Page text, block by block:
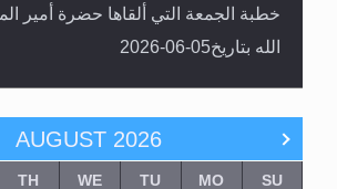
خطبة الجمعة التي ألقاها حضرة أمير
الله بتاريخ05-06-2026
AUGUST 2026
SU
MO
TU
WE
TH